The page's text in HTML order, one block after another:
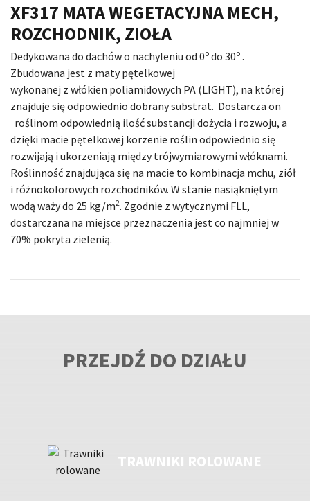
XF317 MATA WEGETACYJNA MECH,
ROZCHODNIK, ZIOŁA
Dedykowana do dachów o nachyleniu od 0o do 30o .
Zbudowana jest z maty pętelkowej
wykonanej z włókien poliamidowych PA (LIGHT), na której
znajduje się odpowiednio dobrany substrat. Dostarcza on
roślinom odpowiednią ilość substancji dożycia i rozwoju, a
dzięki macie pętelkowej korzenie roślin odpowiednio się
rozwijają i ukorzeniają między trójwymiarowymi włóknami.
Roślinność znajdująca się na macie to kombinacja mchu, ziół
i różnokolorowych rozchodników. W stanie nasiąkniętym
wodą waży do 25 kg/m2. Zgodnie z wytycznymi FLL,
dostarczana na miejsce przeznaczenia jest co najmniej w
70% pokryta zielenią.
PRZEJDŹ DO DZIAŁU
TRAWNIKI ROLOWANE